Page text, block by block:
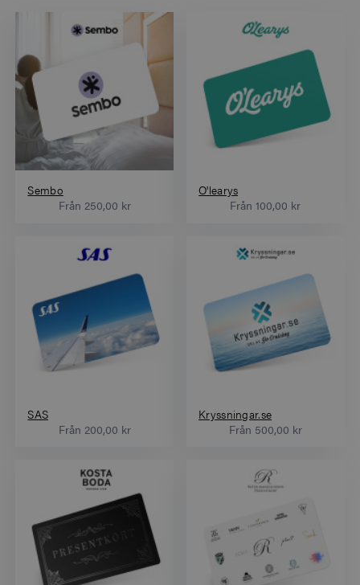
Visar produkter i Hotell & Resor
Sembo
Från 250,00 kr
O'learys
Från 100,00 kr
SAS
Från 200,00 kr
Kryssningar.se
Från 500,00 kr